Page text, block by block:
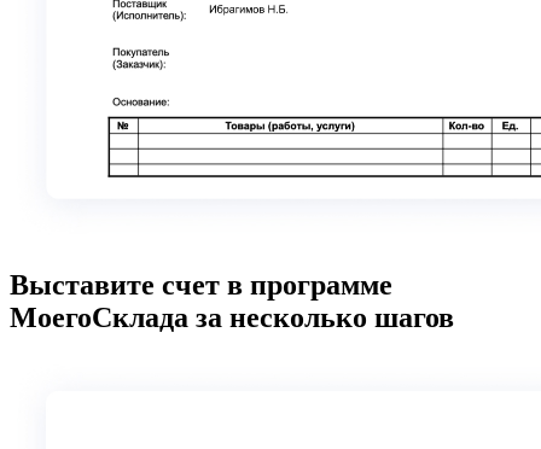
Выставите счет в программе
МоегоСклада за несколько шагов